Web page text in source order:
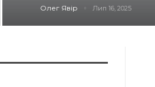
Олег Явір Лип 16, 2025